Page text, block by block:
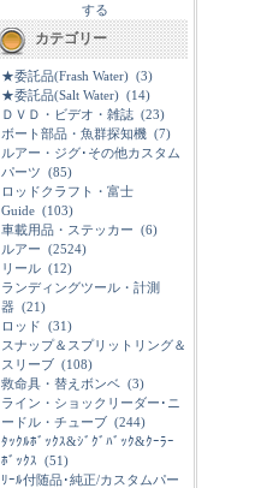
する
カテゴリー
★委託品(Frash Water) (3)
★委託品(Salt Water) (14)
ＤＶＤ・ビデオ・雑誌 (23)
ボート部品・魚群探知機 (7)
ルアー・ジグ･その他カスタム
パーツ (85)
ロッドクラフト・富士
Guide (103)
車載用品・ステッカー (6)
ルアー (2524)
リール (12)
ランディングツール・計測
器 (21)
ロッド (31)
スナップ＆スプリットリング＆
スリーブ (108)
救命具・替えボンベ (3)
ライン・ショックリーダー･ニ
ードル・チューブ (244)
ﾀｯｸﾙﾎﾞｯｸｽ&ｼﾞｸﾞﾊﾞｯｸ&ｸｰﾗｰ
ﾎﾞｯｸｽ (51)
ﾘｰﾙ付随品･純正/カスタムパー